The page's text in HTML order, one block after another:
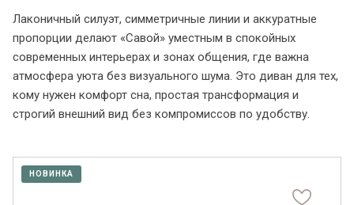
Лаконичный силуэт, симметричные линии и аккуратные
пропорции делают «Савой» уместным в спокойных
современных интерьерах и зонах общения, где важна
атмосфера уюта без визуального шума. Это диван для тех,
кому нужен комфорт сна, простая трансформация и
строгий внешний вид без компромиссов по удобству.
НОВИНКА